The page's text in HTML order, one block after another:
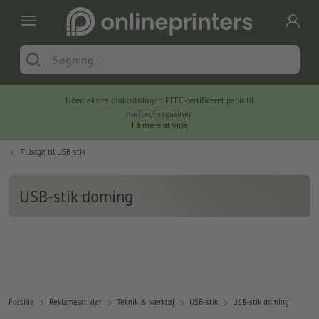
Uden ekstra omkostninger: PEFC-certificeret papir til
hæfter/magasiner.
Få mere at vide
Tilbage til USB-stik
USB-stik doming
Forside Reklameartikler Teknik & værktøj USB-stik USB-stik doming